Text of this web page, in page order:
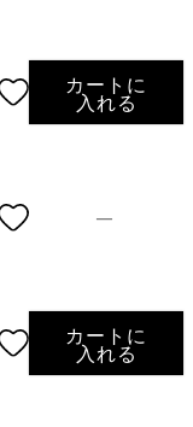
カートに
入れる
—
カートに
入れる